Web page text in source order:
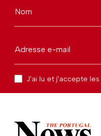
Nom
Adresse e-mail
J'ai lu et j'accepte les